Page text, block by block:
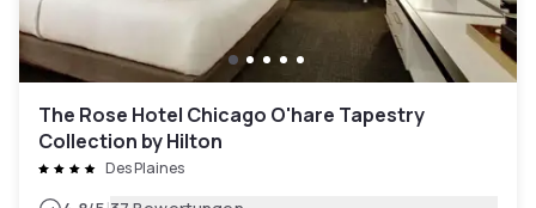
The Rose Hotel Chicago O'hare Tapestry
Collection by Hilton
Des Plaines